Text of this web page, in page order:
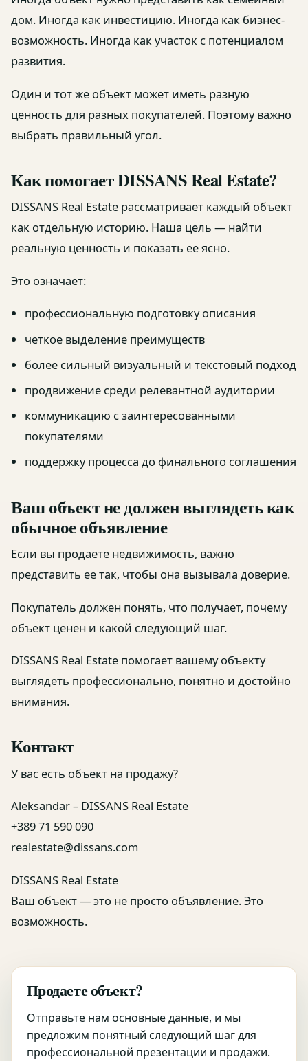
дом. Иногда как инвестицию. Иногда как бизнес-
возможность. Иногда как участок с потенциалом
развития.
Один и тот же объект может иметь разную
ценность для разных покупателей. Поэтому важно
выбрать правильный угол.
Как помогает DISSANS Real Estate?
DISSANS Real Estate рассматривает каждый объект
как отдельную историю. Наша цель — найти
реальную ценность и показать ее ясно.
Это означает:
профессиональную подготовку описания
четкое выделение преимуществ
более сильный визуальный и текстовый подход
продвижение среди релевантной аудитории
коммуникацию с заинтересованными
покупателями
поддержку процесса до финального соглашения
Ваш объект не должен выглядеть как
обычное объявление
Если вы продаете недвижимость, важно
представить ее так, чтобы она вызывала доверие.
Покупатель должен понять, что получает, почему
объект ценен и какой следующий шаг.
DISSANS Real Estate помогает вашему объекту
выглядеть профессионально, понятно и достойно
внимания.
Контакт
У вас есть объект на продажу?
Aleksandar – DISSANS Real Estate
+389 71 590 090
realestate@dissans.com
DISSANS Real Estate
Ваш объект — это не просто объявление. Это
возможность.
Продаете объект?
Отправьте нам основные данные, и мы
предложим понятный следующий шаг для
профессиональной презентации и продажи.